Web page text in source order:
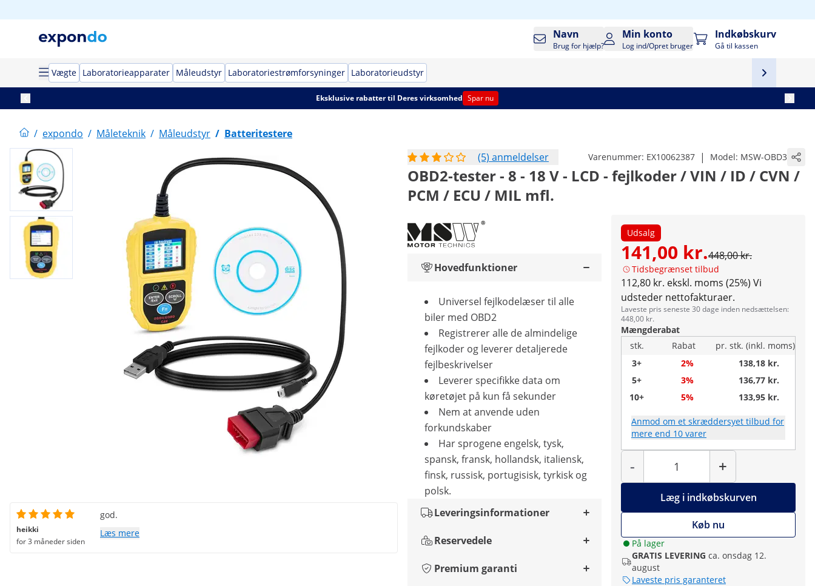
Navn
Brug for hjælp?
Min konto
Log ind/Opret bruger
Indkøbskurv
Gå til kassen
Vægte Laboratorieapparater Måleudstyr Laboratoriestrømforsyninger Laboratorieudstyr
Eksklusive rabatter til Deres virksomhed Spar nu
/ expondo / Måleteknik / Måleudstyr / Batteritestere
(5) anmeldelser
Varenummer: EX10062387 | Model: MSW-OBD3
OBD2-tester - 8 - 18 V - LCD - fejlkoder / VIN / ID / CVN /
PCM / ECU / MIL mfl.
Udsalg
141,00 kr.448,00 kr.
Tidsbegrænset tilbud
112,80 kr. ekskl. moms (25%) Vi
udsteder nettofakturaer.
Laveste pris seneste 30 dage inden nedsættelsen:
448,00 kr.
Mængderabat
stk.
Rabat
pr. stk. (inkl. moms)
3+
2%
138,18 kr.
5+
3%
136,77 kr.
10+
5% 133,95 kr.
Anmod om et skræddersyet tilbud for
mere end 10 varer
-
Antal
+
Læg i indkøbskurven
Køb nu
På lager
GRATIS LEVERING ca. onsdag 12.
august
Laveste pris garanteret
Hovedfunktioner
Universel fejlkodelæser til alle
biler med OBD2
Registrerer alle de almindelige
fejlkoder og leverer detaljerede
fejlbeskrivelser
Leverer specifikke data om
køretøjet på kun få sekunder
Nem at anvende uden
forkundskaber
Har sprogene engelsk, tysk,
spansk, fransk, hollandsk, italiensk,
finsk, russisk, portugisisk, tyrkisk og
polsk.
Leveringsinformationer
Reservedele
Premium garanti
heikki
for 3 måneder siden
god.
Læs mere